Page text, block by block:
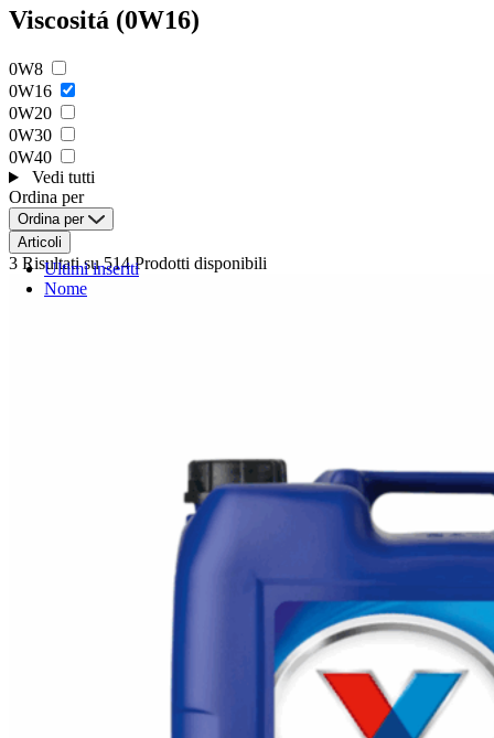
Viscositá (0W16)
0W8
0W16
0W20
0W30
0W40
Vedi tutti
Ordina per
Ordina per
Ultimi inseriti
Nome
Articoli
3 Risultatisu 514 Prodotti disponibili